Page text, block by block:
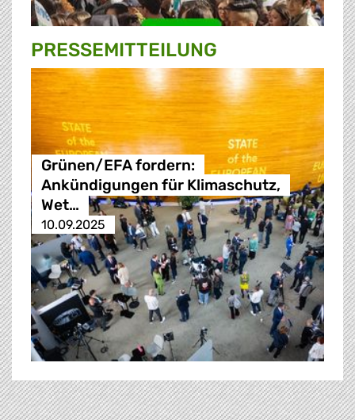
PRESSE­MITTEILUNG
Grünen/EFA fordern:
Ankündigungen für Klimaschutz,
Wet…
10.09.2025